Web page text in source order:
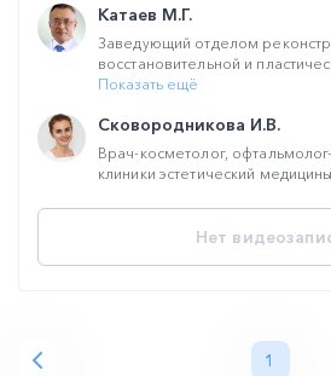
Катаев М.Г.
Заведующий отделом
восстановительной и
Показать ещё
Сковородникова И.В.
Врач-косметолог,
клиники эстетический
Нет
1